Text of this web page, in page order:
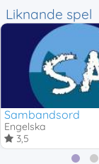
Liknande spel
Sambandsord
Engelska
3,5